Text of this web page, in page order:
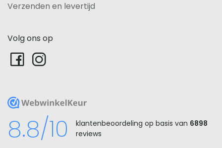
Verzenden en levertijd
Volg ons op
WebwinkelKeur
8.8/10 klantenbeoordeling op basis van 6898
reviews